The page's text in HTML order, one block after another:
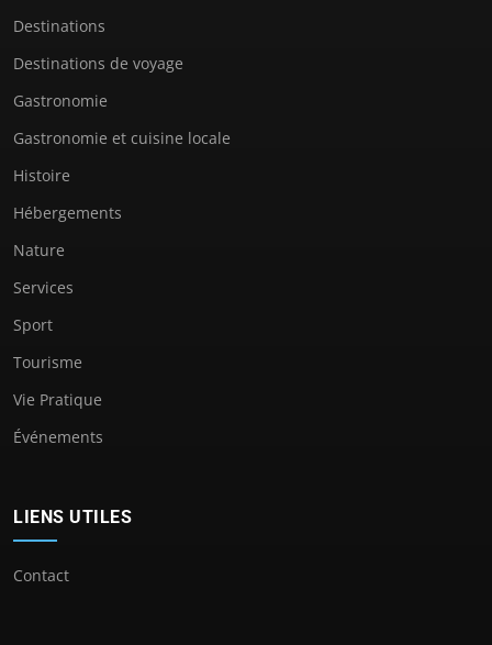
Destinations
Destinations de voyage
Gastronomie
Gastronomie et cuisine locale
Histoire
Hébergements
Nature
Services
Sport
Tourisme
Vie Pratique
Événements
LIENS UTILES
Contact